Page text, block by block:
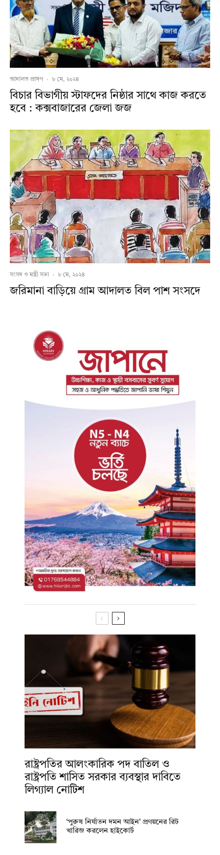
আদালত প্রাঙ্গণ · ৮ মে, ২০২৪
বিচার বিভাগীয় স্টাফদের নিষ্ঠার সাথে কাজ করতে
হবে : কক্সবাজারের জেলা জজ
সংসদ ও মন্ত্রী সভা · ৮ মে, ২০২৪
জরিমানা বাড়িয়ে গ্রাম আদালত বিল পাশ সংসদে
রাষ্ট্রপতির আলংকারিক পদ বাতিল ও
রাষ্ট্রপতি শাসিত সরকার ব্যবস্থার দাবিতে
লিগ্যাল নোটিশ
‘পুরুষ নির্যাতন দমন আইন’ প্রণয়নের রিট
খারিজ করলেন হাইকোর্ট